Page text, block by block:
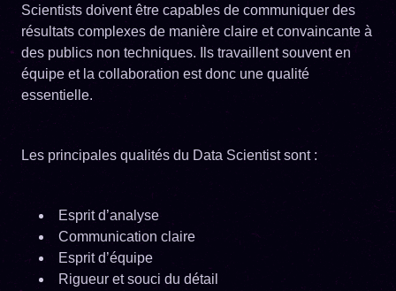
Scientists doivent être capables de communiquer des
résultats complexes de manière claire et convaincante à
des publics non techniques. Ils travaillent souvent en
équipe et la collaboration est donc une qualité
essentielle.
Les principales qualités du Data Scientist sont :
Esprit d’analyse
Communication claire
Esprit d’équipe
Rigueur et souci du détail